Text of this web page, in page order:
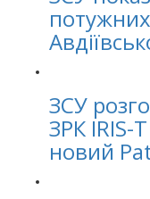
ЗСУ
ЗРК IRIS-
новий